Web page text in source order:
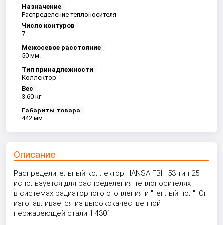
Назначение
Распределение теплоносителя
Число контуров
7
Межосевое расстояние
50 мм.
Тип принадлежности
Коллектор
Вес
3.60 кг
Габариты товара
442 мм
Описание
Распределительный коллектор HANSA FBH 53 тип 25
используется для распределения теплоносителях
в системах радиаторного отопления и "теплый пол". Он
изготавливается из высококачественной
нержавеющей стали 1.4301.